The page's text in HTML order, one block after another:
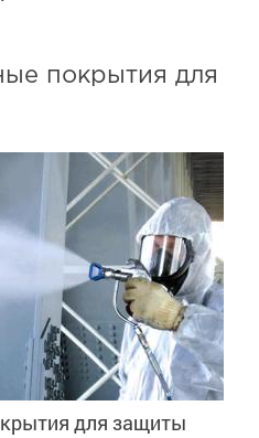
покрытия для
для защиты